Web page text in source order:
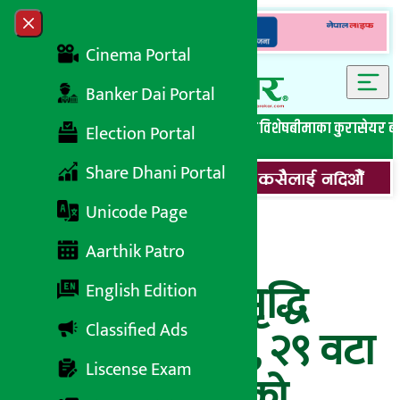
Skip to content
Close menu
Cinema Portal
Banker Dai Portal
Election Portal
Share Dhani Portal
Unicode Page
Aarthik Patro
English Edition
Classified Ads
Liscense Exam
सबै समाचारबेथिति मुर्दाबादबैंकिङ विशेष लघुवित्त विशेषबीमाका कुरासेयर
४ पैसाले बढ्यो
एनआइबीएल समृद्धि
फण्ड-१ को न्याभ, २९ वटा